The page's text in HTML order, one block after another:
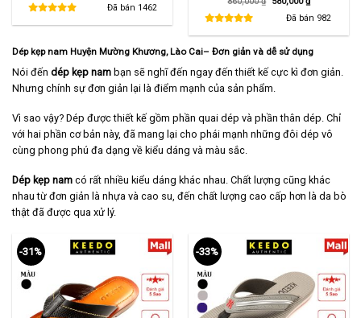
tại
Đã bán 1462 hiện
tại
Đã bán 982
Dép kẹp nam Huyện Mường Khương, Lào Cai– Đơn giản và dễ sử dụng
Nói đến dép kẹp nam bạn sẽ nghĩ đến ngay đến thiết kế cực kì đơn giản.
Nhưng chính sự đơn giản lại là điểm mạnh của sản phẩm.
Vì sao vậy? Dép được thiết kế gồm phần quai dép và phần thân dép. Chỉ
với hai phần cơ bản này, đã mang lại cho phái mạnh những đôi dép vô
cùng phong phú đa dạng về kiểu dáng và màu sắc.
Dép kẹp nam có rất nhiều kiểu dáng khác nhau. Chất lượng cũng khác
nhau từ đơn giản là nhựa và cao su, đến chất lượng cao cấp hơn là da bò
thật đã được qua xử lý.
-31% -33%